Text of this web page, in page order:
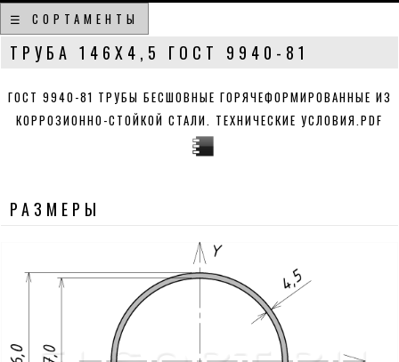
☰ СОРТАМЕНТЫ
ТРУБА 146Х4,5 ГОСТ 9940-81
ГОСТ 9940-81 ТРУБЫ БЕСШОВНЫЕ ГОРЯЧЕФОРМИРОВАННЫЕ ИЗ
КОРРОЗИОННО-СТОЙКОЙ СТАЛИ. ТЕХНИЧЕСКИЕ УСЛОВИЯ.PDF
РАЗМЕРЫ